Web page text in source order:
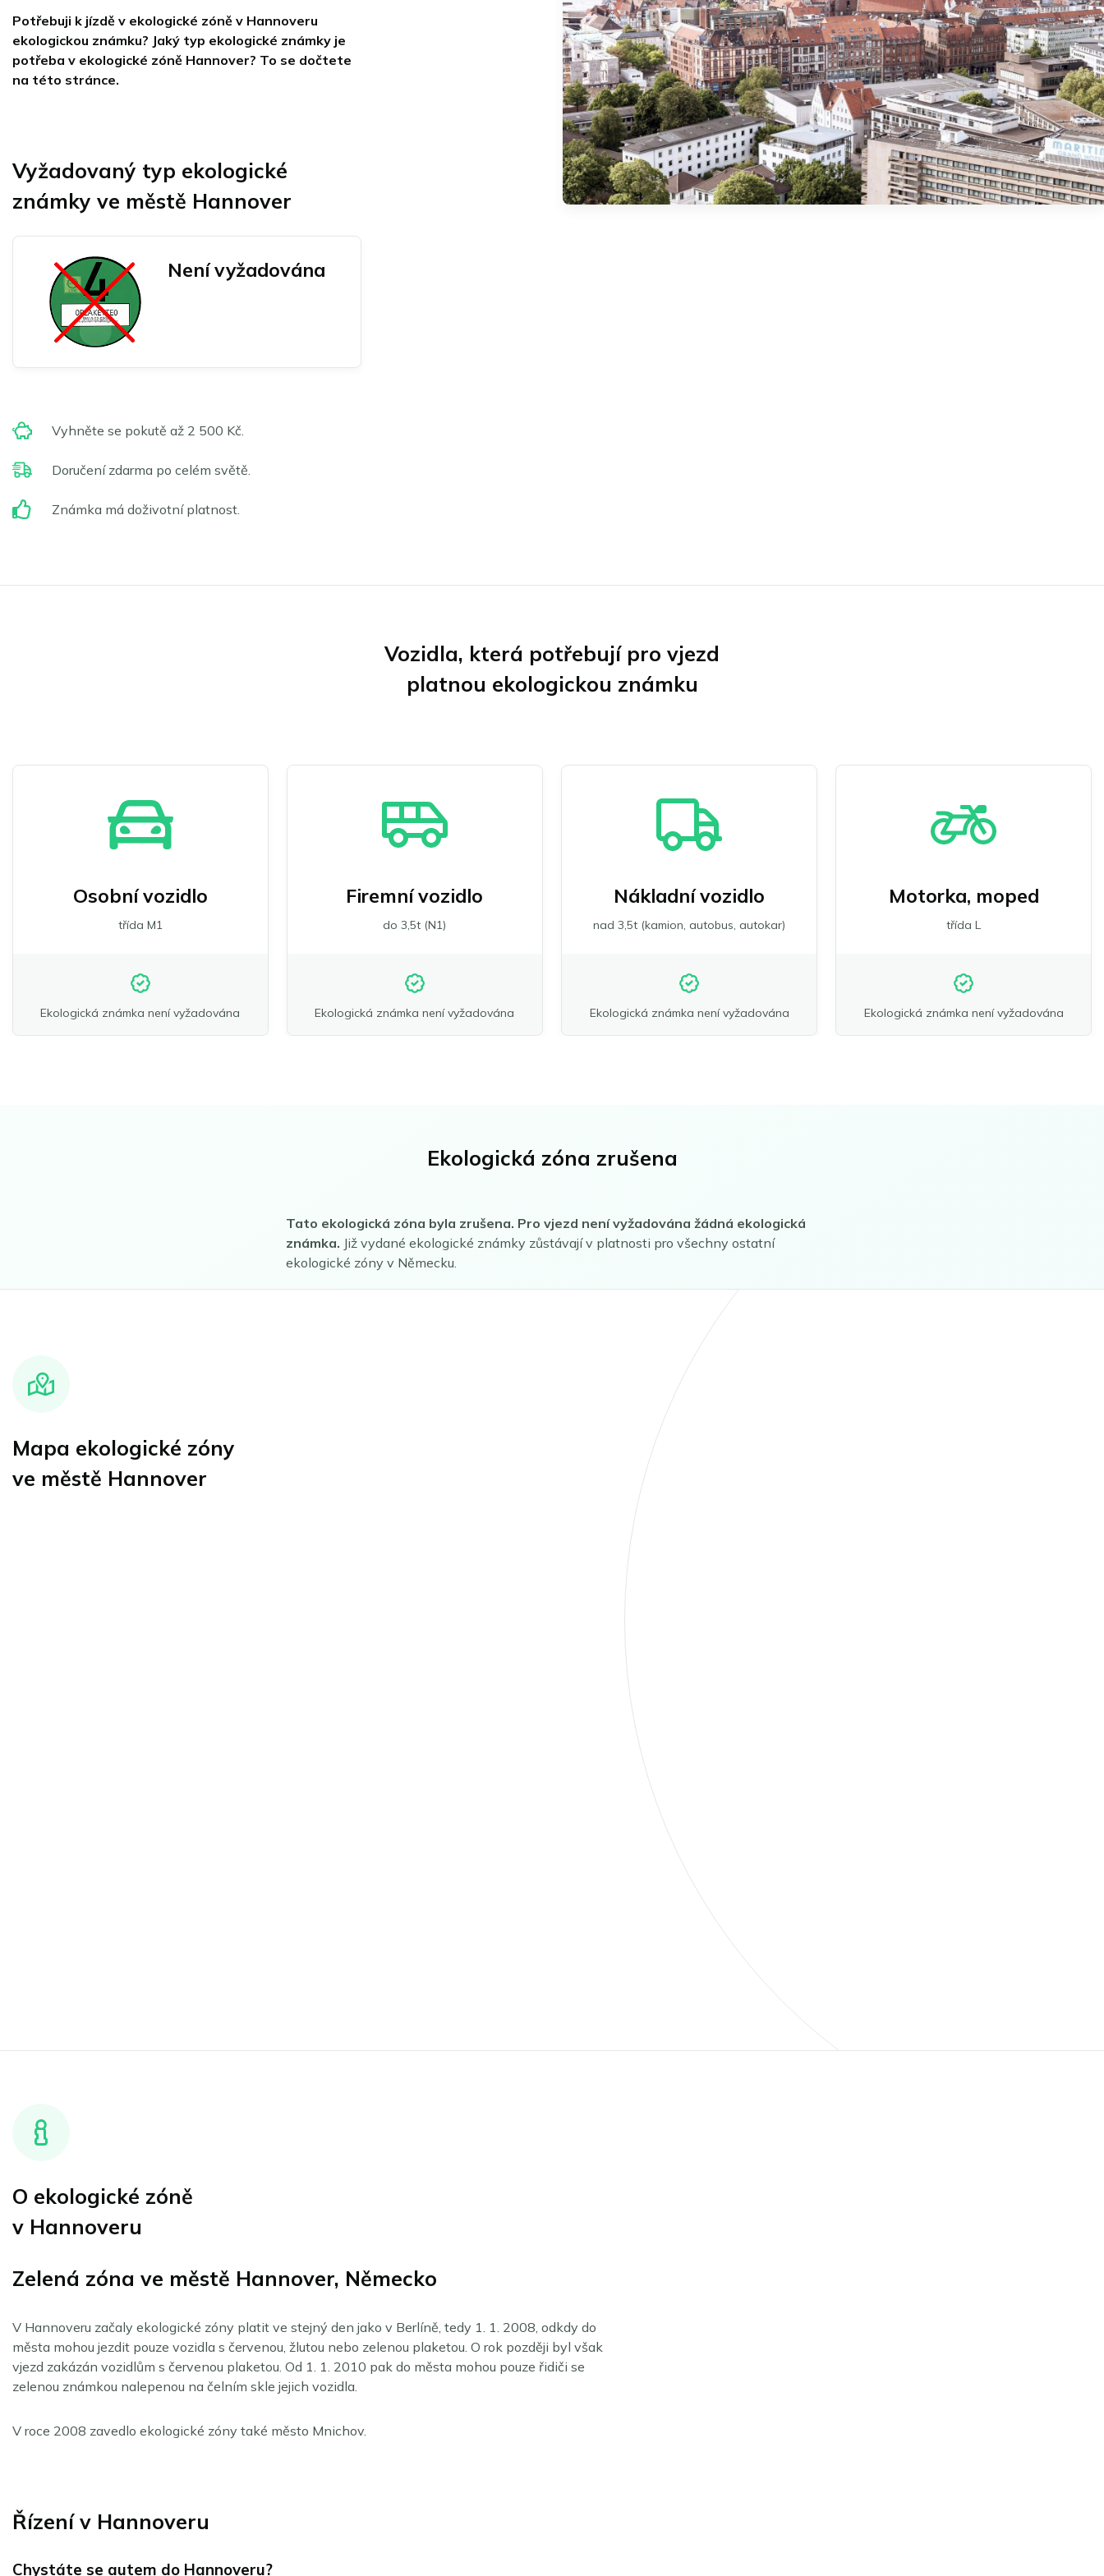
Objednat Umweltplakette
Magdeburk
Mannheim
Mnichov
Mainz a Wiesbaden
Münster
Neu-Ulm
Offenbach nad Mohanem
Osnabrück
Porúří
Řezno
Schwäbisch Gmünd
Stuttgart
Ulm
Wuppertal
Všechny německé
ekologické zóny
Norsk bokmål
Slovenčina
Magyar
Română
Português
Potřebuji k jízdě v ekologické zóně v Hannoveru
ekologickou známku? Jaký typ ekologické známky je
potřeba v ekologické zóně Hannover? To se dočtete
na této stránce.
Vyžadovaný typ ekologické
známky ve městě Hannover
Není vyžadována
Vyhněte se pokutě až 2 500 Kč.
Doručení zdarma po celém světě.
Známka má doživotní platnost.
Vozidla, která potřebují pro vjezd
platnou ekologickou známku
Osobní vozidlo
třída M1
Ekologická známka není vyžadována
Firemní vozidlo
do 3,5t (N1)
Ekologická známka není vyžadována
Nákladní vozidlo
nad 3,5t (kamion, autobus, autokar)
Ekologická známka není vyžadována
Motorka, moped
třída L
Ekologická známka není vyžadována
Ekologická zóna zrušena
Tato ekologická zóna byla zrušena. Pro vjezd není vyžadována žádná ekologická
známka. Již vydané ekologické známky zůstávají v platnosti pro všechny ostatní
ekologické zóny v Německu.
Mapa ekologické zóny
ve městě Hannover
O ekologické zóně
v Hannoveru
Zelená zóna ve městě Hannover, Německo
V Hannoveru začaly ekologické zóny platit ve stejný den jako v Berlíně, tedy 1. 1. 2008, odkdy do
města mohou jezdit pouze vozidla s červenou, žlutou nebo zelenou plaketou. O rok později byl však
vjezd zakázán vozidlům s červenou plaketou. Od 1. 1. 2010 pak do města mohou pouze řidiči se
zelenou známkou nalepenou na čelním skle jejich vozidla.
V roce 2008 zavedlo ekologické zóny také město Mnichov.
Řízení v Hannoveru
Chystáte se autem do Hannoveru?